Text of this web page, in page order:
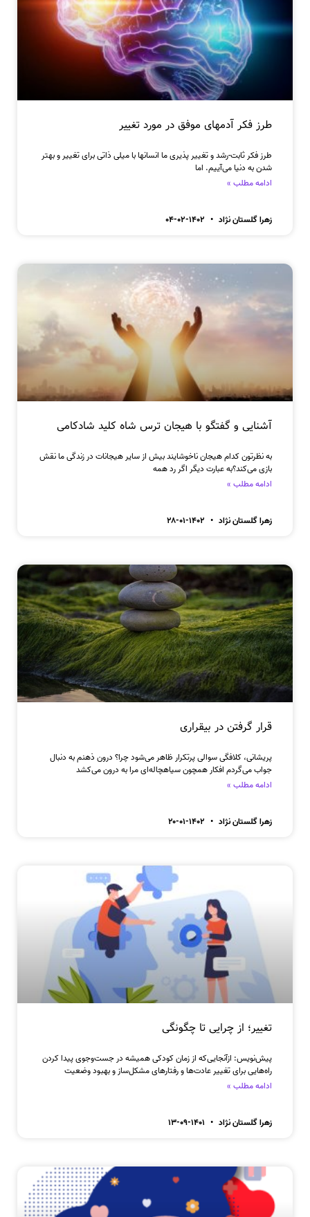
طرز فکر آدمهای موفق در مورد تغییر
طرز فکر ثابت-رشد و تغییر پذیری ما انسانها با میلی ذاتی برای تغییر و بهتر
شدن به دنیا می‌آییم. اما
ادامه مطلب »
زهرا گلستان نژاد
آشنایی و گفتگو با هیجان ترس شاه کلید شادکامی
به نظرتون کدام هیجان ناخوشایند بیش از سایر هیجانات در زندگی ما نقش
بازی می‌کند؟به عبارت دیگر اگر رد همه
ادامه مطلب »
زهرا گلستان نژاد
قرار گرفتن در بیقراری
پریشانی، کلافگی سوالی پرتکرار ظاهر می‌شود چرا؟ درون ذهنم به دنبال
جواب می‌گردم افکار همچون سیاهچاله‌ای مرا به درون می‌کشد
ادامه مطلب »
زهرا گلستان نژاد
تغییر؛ از چرایی تا چگونگی
پیش‌نویس: ازآنجایی‌که از زمان کودکی همیشه در جست‌وجوی پیدا کردن
راه‌هایی برای تغییر عادت‌ها و رفتارهای مشکل‌ساز و بهبود وضعیت
ادامه مطلب »
زهرا گلستان نژاد